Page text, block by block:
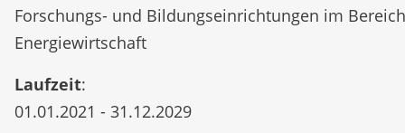
Forschungs- und Bildungseinrichtungen im
Energiewirtschaft
Laufzeit:
01.01.2021 - 31.12.2029